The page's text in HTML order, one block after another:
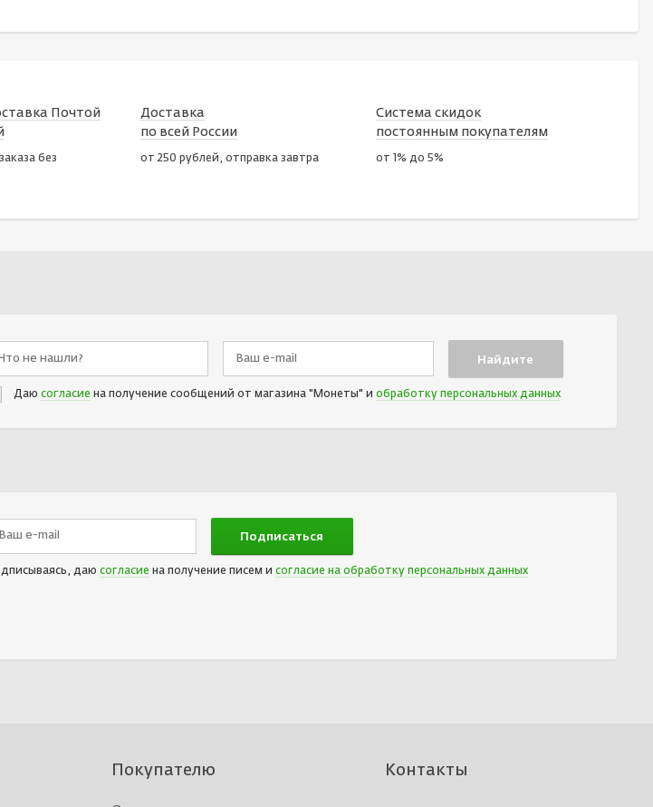
Почтой
без
Доставка
по всей России
от 250 рублей, отправка завтра
Система скидок
постоянным покупателям
от 1% до 5%
Даю согласие на получение сообщений от магазина "Монеты" и обработку персональных данных
даю согласие на получение писем и согласие на обработку персональных данных
Покупателю Контакты